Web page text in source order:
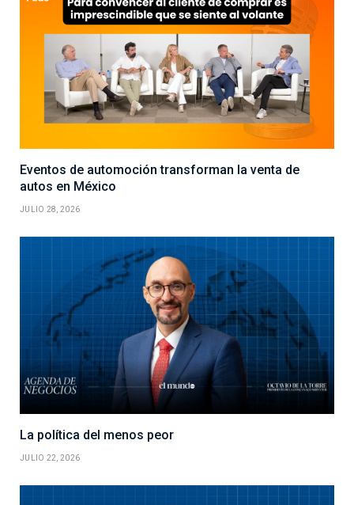
Eventos de automoción transforman la venta de
autos en México
JULIO 28, 2026
La política del menos peor
JULIO 22, 2026